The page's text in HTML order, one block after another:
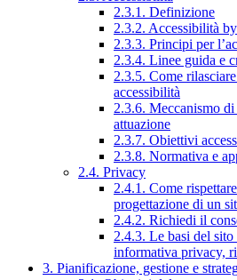
2.3.1. Definizione
2.3.2. Accessibilità
2.3.3. Principi per
2.3.4. Linee guida e
2.3.5. Come
accessibilità
2.3.6. Meccanismo
attuazione
2.3.7. Obiettivi
2.3.8. Normativa e
2.4. Privacy
2.4.1. Come
progettazione di un
2.4.2. Richiedi il
2.4.3. Le basi del
informativa privacy,
3. Pianificazione, gestione e